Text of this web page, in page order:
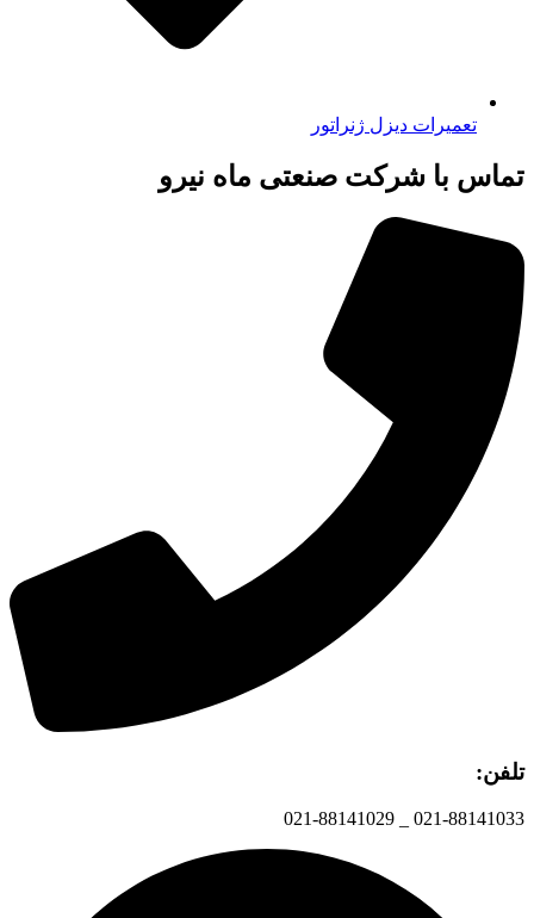
تعمیرات دیزل ژنراتور
تماس با شرکت صنعتی ماه نیرو
تلفن:
021-88141033 _ 021-88141029